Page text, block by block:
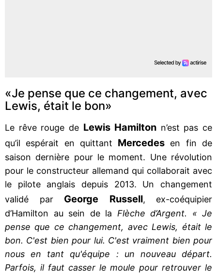
«Je pense que ce changement, avec
Lewis, était le bon»
Le rêve rouge de Lewis Hamilton n’est pas ce
qu’il espérait en quittant Mercedes en fin de
saison dernière pour le moment. Une révolution
pour le constructeur allemand qui collaborait avec
le pilote anglais depuis 2013. Un changement
validé par George Russell, ex-coéquipier
d’Hamilton au sein de la Flèche d’Argent. « Je
pense que ce changement, avec Lewis, était le
bon. C'est bien pour lui. C'est vraiment bien pour
nous en tant qu'équipe : un nouveau départ.
Parfois, il faut casser le moule pour retrouver le